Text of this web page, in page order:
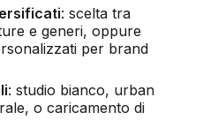
: scelta tra
e generi, oppure
per brand
: studio bianco, urban
o caricamento di